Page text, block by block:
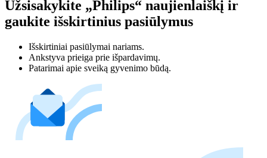
Užsisakykite „Philips“ naujienlaiškį ir
gaukite išskirtinius pasiūlymus
Išskirtiniai pasiūlymai nariams.
Ankstyva prieiga prie išpardavimų.
Patarimai apie sveiką gyvenimo būdą.